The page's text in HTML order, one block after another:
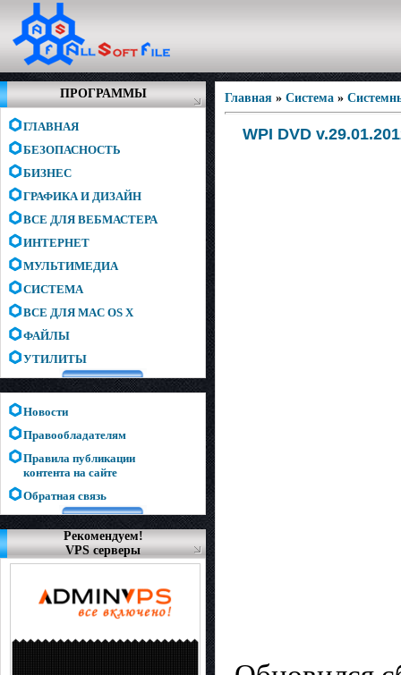
ПРОГРАММЫ
ГЛАВНАЯ
БЕЗОПАСНОСТЬ
БИЗНЕС
ГРАФИКА И ДИЗАЙН
ВСЕ ДЛЯ ВЕБМАСТЕРА
ИНТЕРНЕТ
МУЛЬТИМЕДИА
СИСТЕМА
ВСЕ ДЛЯ MAC OS X
ФАЙЛЫ
УТИЛИТЫ
Новости
Правообладателям
Правила публикации
контента на сайте
Обратная связь
Рекомендуем!
VPS серверы
Главная » Система »
WPI DVD